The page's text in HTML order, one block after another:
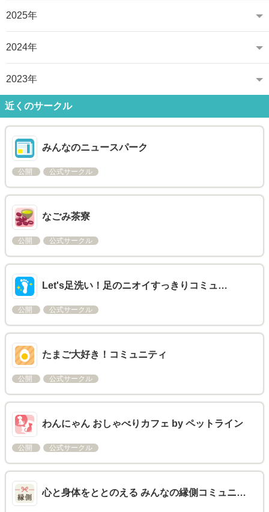
2025年
2024年
2023年
近くのサークル
みんなのニュースパーク
公開 公式サークル
なごみ茶寮
公開 公式サークル
Let's足洗い！足のニオイすっきりコミュ…
公開 公式サークル
たまご大好き！コミュニティ
公開 公式サークル
わんにゃん おしゃべりカフェ by ペットライン
公開 公式サークル
心と身体をととのえる みんなの縁側コミュニ…